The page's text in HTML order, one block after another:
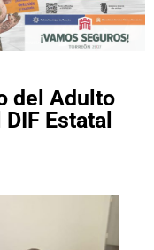
del Adulto
Estatal